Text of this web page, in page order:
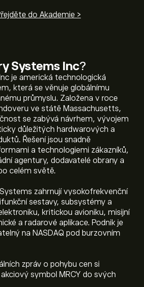
Systems Inc?
je americká technologická
která se věnuje globálnímu
průmyslu. Založena v roce
ve státě Massachusetts,
se zabývá návrhem, vývojem
důležitých hardwarových a
Řešení jsou snadně
a technologiemi zákazníků,
agentury, dodavatelé obrany a
celém světě.
zahrnují vysokofrekvenční
sestavy, subsystémy a
kritickou avioniku, misijní
a radarové aplikace. Podnik je
na NASDAQ pod burzovním
zpráv o pohybu cen si
symbol MRCY do svých
do Akademie >
je 108.64‎$‎.